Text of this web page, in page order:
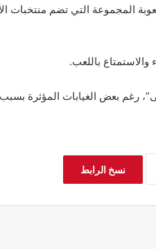
المجموعة التي تضم منتخبات
باللعب.
رغم بعض الغيابات المؤثرة
نسخ الرابط